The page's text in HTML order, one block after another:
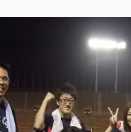
業情報
概要